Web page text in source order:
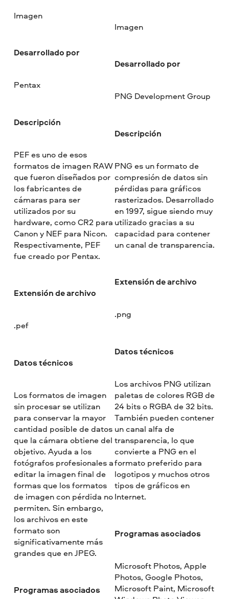
Imagen
Desarrollado por
Pentax
Descripción
PEF es uno de esos
formatos de imagen RAW
que fueron diseñados por
los fabricantes de
cámaras para ser
utilizados por su
hardware, como CR2 para
Canon y NEF para Nicon.
Respectivamente, PEF
fue creado por Pentax.
Extensión de archivo
.pef
Datos técnicos
Los formatos de imagen
sin procesar se utilizan
para conservar la mayor
cantidad posible de datos
que la cámara obtiene del
objetivo. Ayuda a los
fotógrafos profesionales a
editar la imagen final de
formas que los formatos
de imagen con pérdida no
permiten. Sin embargo,
los archivos en este
formato son
significativamente más
grandes que en JPEG.
Programas asociados
Imagen
Desarrollado por
PNG Development Group
Descripción
PNG es un formato de
compresión de datos sin
pérdidas para gráficos
rasterizados. Desarrollado
en 1997, sigue siendo muy
utilizado gracias a su
capacidad para contener
un canal de transparencia.
Extensión de archivo
.png
Datos técnicos
Los archivos PNG utilizan
paletas de colores RGB de
24 bits o RGBA de 32 bits.
También pueden contener
un canal alfa de
transparencia, lo que
convierte a PNG en el
formato preferido para
logotipos y muchos otros
tipos de gráficos en
Internet.
Programas asociados
Microsoft Photos, Apple
Photos, Google Photos,
Microsoft Paint, Microsoft